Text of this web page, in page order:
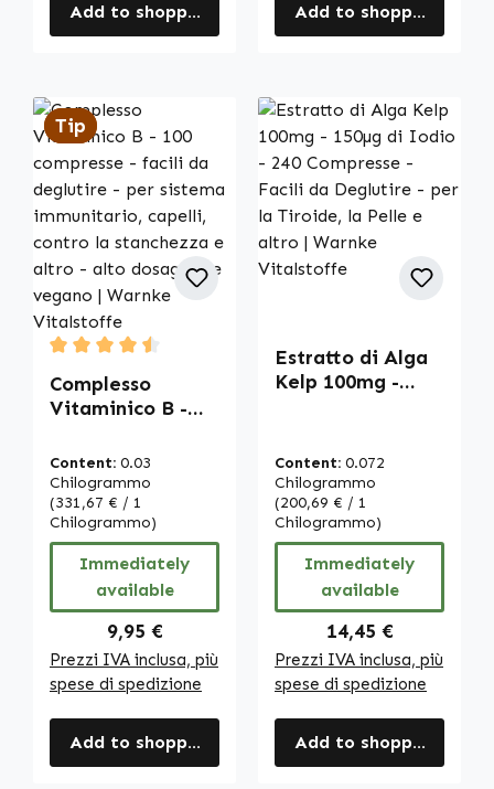
Add to shopping cart Add to shopping cart
Tip
Tip
Average rating of 4.5 out of 5 stars
Complesso
Vitaminico B -
facili da
deglutire - per
sistema
immunitario,
capelli, contro la
stanchezza e
altro - alto
dosaggio e
vegano | Warnke
Vitalstoffe
Content: 0.03
Chilogrammo
(331,67 € / 1
Chilogrammo)
Immediately
available
Regular price:
9,95 €
Prezzi IVA inclusa, più
spese di spedizione
Add to shopping cart
Estratto di Alga
Kelp 100mg -
Facili da
Deglutire - per la
Tiroide, la Pelle e
altro | Warnke
Vitalstoffe
Content: 0.072
Chilogrammo
(200,69 € / 1
Chilogrammo)
Immediately
available
Regular price:
14,45 €
Prezzi IVA inclusa, più
spese di spedizione
Add to shopping cart